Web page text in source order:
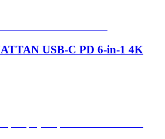
USB-C PD 6-in-1 4K